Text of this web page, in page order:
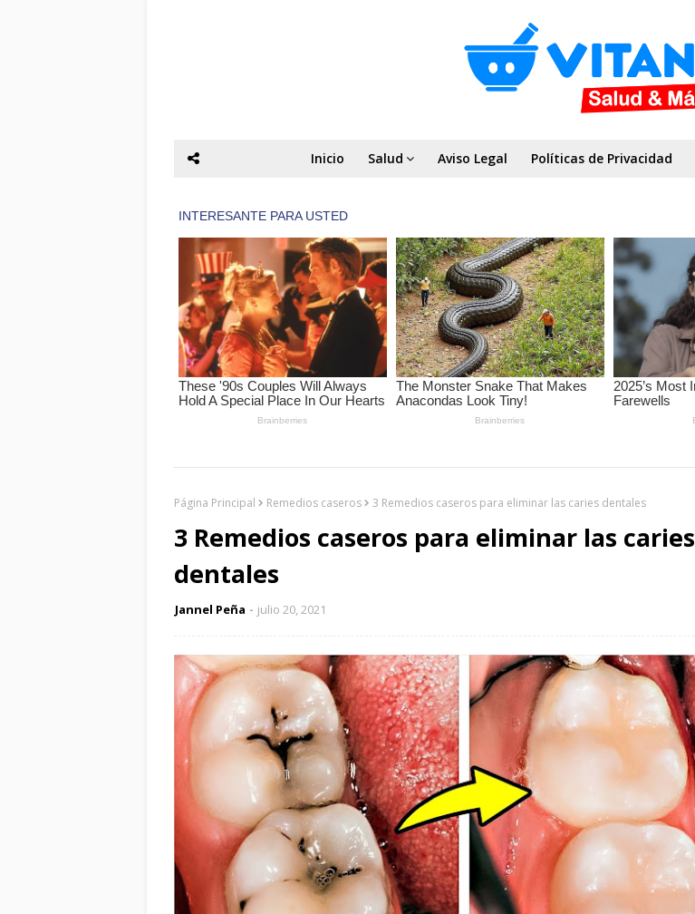
Inicio Salud Aviso Legal Políticas de Privacidad
Página Principal Remedios caseros 3 Remedios caseros para eliminar las caries dentales
3 Remedios caseros para eliminar las caries
dentales
Jannel Peña julio 20, 2021